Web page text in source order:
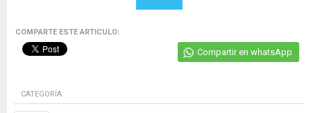
COMPARTE ESTE ARTICULO:
Compartir en whatsApp
CATEGORÍA: